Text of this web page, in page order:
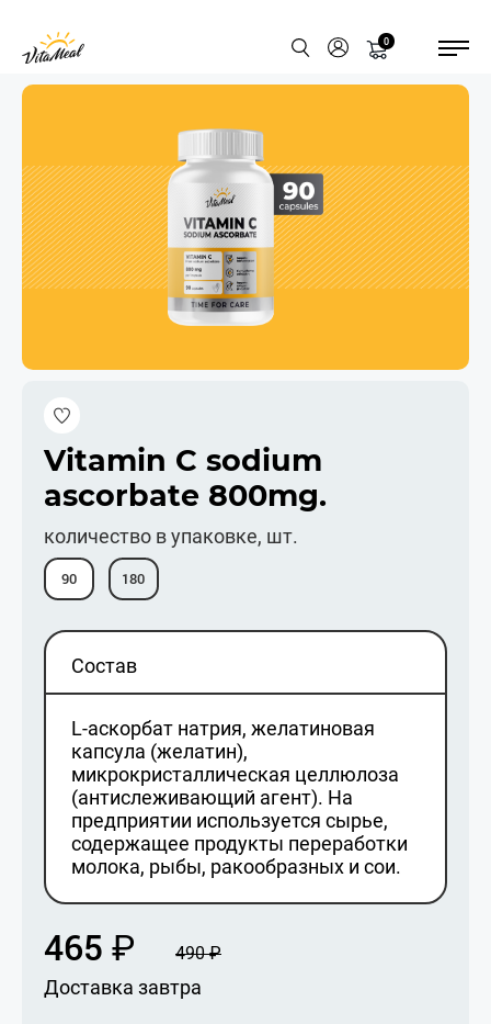
0
Vitamin C sodium
ascorbate 800mg.
количество в упаковке, шт.
90 180
Состав
L-аскорбат натрия, желатиновая
капсула (желатин),
микрокристаллическая целлюлоза
(антислеживающий агент). На
предприятии используется сырье,
содержащее продукты переработки
молока, рыбы, ракообразных и сои.
465 ₽ 490₽
Доставка завтра